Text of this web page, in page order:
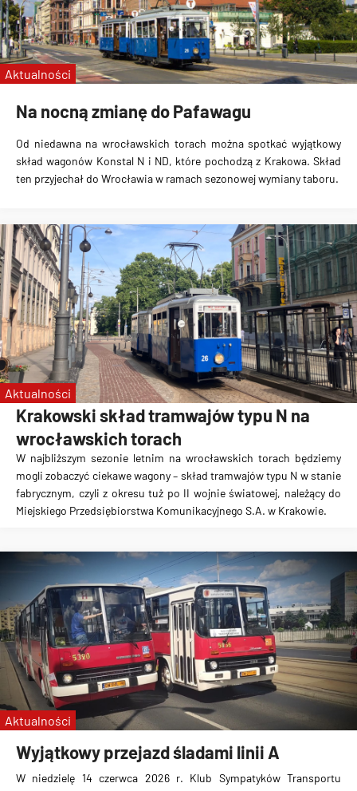
KSTM
linie specjalne
Wrocławskie Linie Turystyczne
MPK Kraków
Na nocną zmianę do Pafawagu
Od niedawna na wrocławskich torach można spotkać wyjątkowy
skład wagonów Konstal N i ND, które pochodzą z Krakowa. Skład
ten przyjechał do Wrocławia w ramach sezonowej wymiany taboru.
Aktualności
Krakowski skład tramwajów typu N na
wrocławskich torach
W najbliższym sezonie letnim na wrocławskich torach będziemy
mogli zobaczyć ciekawe wagony – skład tramwajów typu N w stanie
fabrycznym, czyli z okresu tuż po II wojnie światowej, należący do
Miejskiego Przedsiębiorstwa Komunikacyjnego S.A. w Krakowie.
Aktualności
Wyjątkowy przejazd śladami linii A
W niedzielę 14 czerwca 2026 r. Klub Sympatyków Transportu
Aktualności